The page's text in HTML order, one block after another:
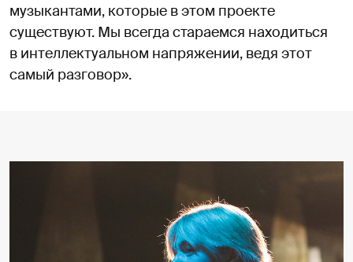
музыкантами, которые в этом проекте
существуют. Мы всегда стараемся находиться
в интеллектуальном напряжении, ведя этот
самый разговор».